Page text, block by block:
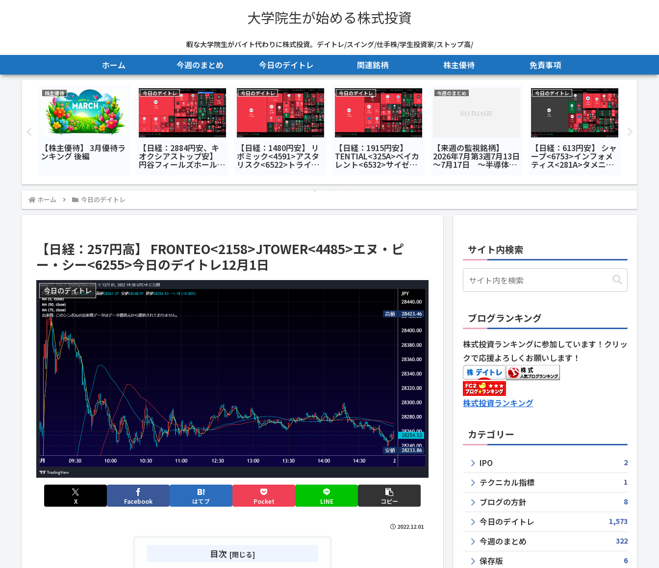
大学院生が始める株式投資
暇な大学院生がバイト代わりに株式投資。デイトレ/スイング/仕手株/学生投資家/ストップ高/
ホーム 今週のまとめ 今日のデイトレ 関連銘柄 株主優待 免責事項
株主優待
【株主優待】 3月優待ラ
ンキング 後編
今日のデイトレ
【日経：2884円安、キ
オクシアストップ安】
円谷フィールズホールデ
ィングス<2767>キオク
<285A>SBIグローバル
月28日
今日のデイトレ
【日経：1480円安】 リ
ボミック<4591>アスタ
リスク<6522>トライア
ルホールディングス
月7日
今日のデイトレ
【日経：1915円安】
TENTIAL<325A>ベイカ
レント<6532>サイゼリ
今週のまとめ
【来週の監視銘柄】
2026年7月第3週7月13日
～7月17日 ～半導体半
今日のデイトレ
【日経：613円安】 シャ
ープ<6753>インフォメ
ティス<281A>タメニー
<6181>今日のデイトレ6
デイト
ホーム 今日のデイトレ
【日経：257円高】 FRONTEO<2158>JTOWER<4485>エヌ・ピ
ー・シー<6255>今日のデイトレ12月1日
今日のデイトレ
X Facebook はてブ Pocket LINE コピー
2022.12.01
目次
サイト内検索
ブログランキング
株式投資ランキングに参加しています！クリッ
クで応援よろしくお願いします！
株式投資ランキング
カテゴリー
IPO 2
テクニカル指標 1
ブログの方針 8
今日のデイトレ 1,573
今週のまとめ 322
保存版 6